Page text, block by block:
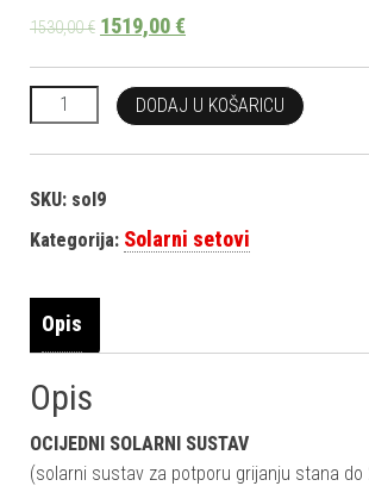
1530,00€ 1519,00€
OCIJEDNI SOLAR 200P1S2 količina
DODAJ U KOŠARICU
SKU: sol9
Kategorija: Solarni setovi
Opis
Opis
OCIJEDNI SOLARNI SUSTAV
(solarni sustav za potporu grijanju stana do